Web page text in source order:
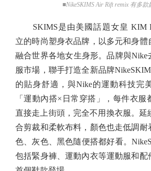
■NikeSKIMS Air Rift remix 有多款
SKIMS是由美國話題女皇 KIM
立的時尚塑身衣品牌，以多元和身體
融合世界各地女生身形。品牌與Nike
服市場，聯手打造全新品牌
的貼身舒適，與Nike的運動科技完
「運動內搭×日常穿搭」，每件衣服
直接走上街頭，完全不用換衣服。延
合剪裁和柔軟布料，顏色也走低調耐
色、灰色、黑色隨便搭都好看。
包括緊身褲、運動內衣等運動服和配